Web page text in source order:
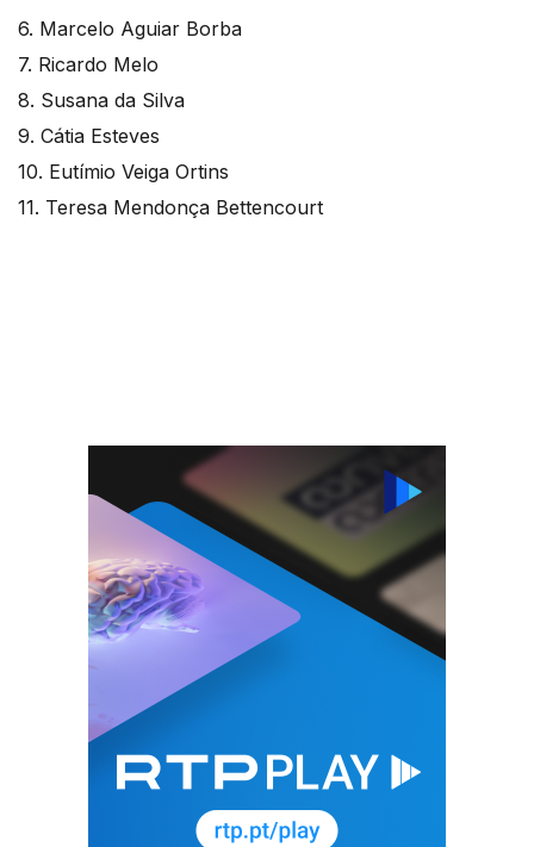
6. Marcelo Aguiar Borba
7. Ricardo Melo
8. Susana da Silva
9. Cátia Esteves
10. Eutímio Veiga Ortins
11. Teresa Mendonça Bettencourt